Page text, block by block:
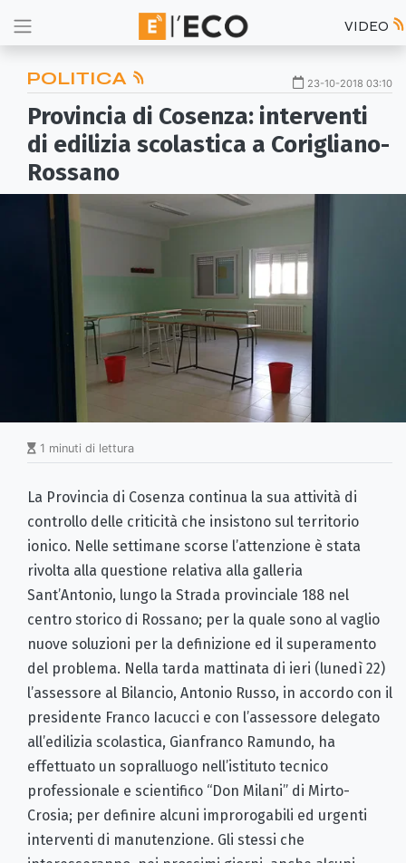
VIDEO
POLITICA 23-10-2018 03:10
Provincia di Cosenza: interventi
di edilizia scolastica a Corigliano-
Rossano
1 minuti di lettura
La Provincia di Cosenza continua la sua attività di
controllo delle criticità che insistono sul territorio
ionico. Nelle settimane scorse l’attenzione è stata
rivolta alla questione relativa alla galleria
Sant’Antonio, lungo la Strada provinciale 188 nel
centro storico di Rossano; per la quale sono al vaglio
nuove soluzioni per la definizione ed il superamento
del problema. Nella tarda mattinata di ieri (lunedì 22)
l’assessore al Bilancio, Antonio Russo, in accordo con il
presidente Franco Iacucci e con l’assessore delegato
all’edilizia scolastica, Gianfranco Ramundo, ha
effettuato un sopralluogo nell’istituto tecnico
professionale e scientifico “Don Milani” di Mirto-
Crosia; per definire alcuni improrogabili ed urgenti
interventi di manutenzione. Gli stessi che